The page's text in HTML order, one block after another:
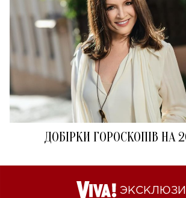
ДОБІРКИ ГОРОСКОПІВ НА